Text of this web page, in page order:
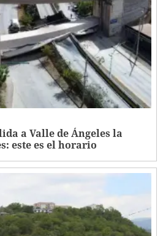
a Valle de Ángeles la
este es el horario